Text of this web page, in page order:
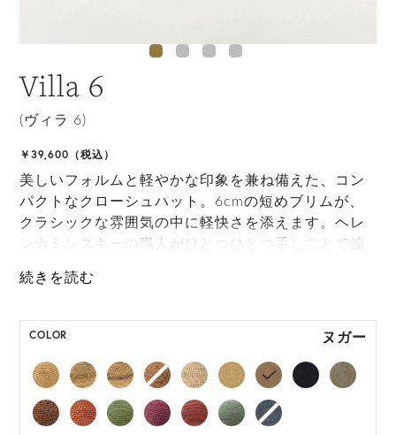
Villa 6
(ヴィラ 6)
￥39,600（税込）
美しいフォルムと軽やかな印象を兼ね備えた、コン
パクトなクローシュハット。6cmの短めブリムが、
クラシックな雰囲気の中に軽快さを添えます。ヘレ
ンカミンスキーの職人がひとつひとつ手しごとで編
フォートレスなスタイルを叶える一品です。丸めて
で幅広く活躍します。
「Villa 6」は一部仕様が変更になります。
変更前:ネオプレンインナーバンド
変更後:サイズ調整可能なサテンのインナーバンド
COLOR ヌガー